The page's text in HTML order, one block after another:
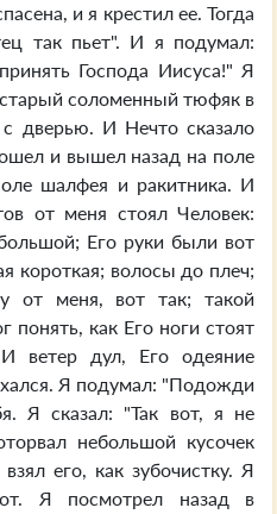
и я крестил ее. Тогда
так пьет". И я подумал:
Господа Иисуса!" Я
соломенный тюфяк в
дверью. И Нечто сказало
и вышел назад на поле
шалфея и ракитника. И
от меня стоял Человек:
Его руки были вот
короткая; волосы до плеч;
от меня, вот так; такой
как Его ноги стоят
ветер дул, Его одеяние
Я подумал: "Подожди
Я сказал: "Так вот, я не
небольшой кусочек
его, как зубочистку. Я
Я посмотрел назад в